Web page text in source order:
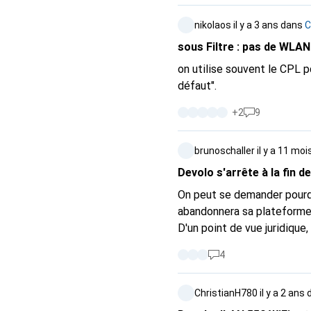
réoriente
perte de l'accès à distance et à la commande
des fonctions cloud : À
continuent de
Devolo Home Control est supprimée des App Stores.
à d'autres systèmes :
utilisées, mais cela
en place, mais nécessite un
d'une réorientation
l'industrie. L'entreprise a
nikolaos il y a 3 ans dans
sous Filtre : pas de WLAN
on utilise souvent le CPL
défaut".
+2 9
brunoschalleril y a 11
Devolo s'arrête à la fin
On peut se demander
abandonnera sa
D'un point de vue
4
ChristianH780 il y a 2 ans